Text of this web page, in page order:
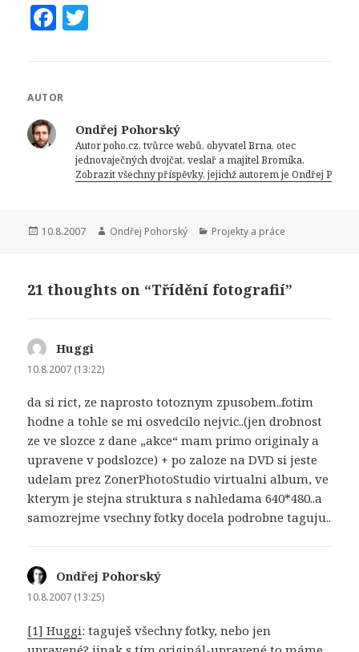
F
e
r
AUTOR
Ondřej Pohorský
Autor poho.cz, tvůrce webů, obyvatel Brna, otec
jednovaječných dvojčat, veslař a majitel Bromíka.
Zobrazit všechny příspěvky, jejichž autorem je Ondřej
Publikováno:
10.8.2007 Autor:
Ondřej Pohorský Rubriky:
Projekty a práce
21 thoughts on “Třídění fotografií”
Huggi
10.8.2007 (13:22)
da si rict, ze naprosto totoznym zpusobem..fotim
hodne a tohle se mi osvedcilo nejvic..(jen drobnost
ze ve slozce z dane „akce“ mam primo originaly a
upravene v podslozce) + po zaloze na DVD si jeste
udelam prez ZonerPhotoStudio virtualni album, ve
kterym je stejna struktura s nahledama 640*480..a
samozrejme vsechny fotky docela podrobne taguju..
Ondřej Pohorský
10.8.2007 (13:25)
[1] Huggi: taguješ všechny fotky, nebo jen